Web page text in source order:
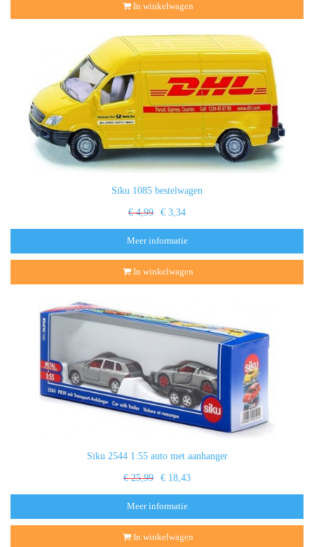
In winkelwagen
Siku 1085 bestelwagen
€ 4,99 € 3,34
Meer informatie
In winkelwagen
Siku 2544 1:55 auto met aanhanger
€ 25,99 € 18,43
Meer informatie
In winkelwagen